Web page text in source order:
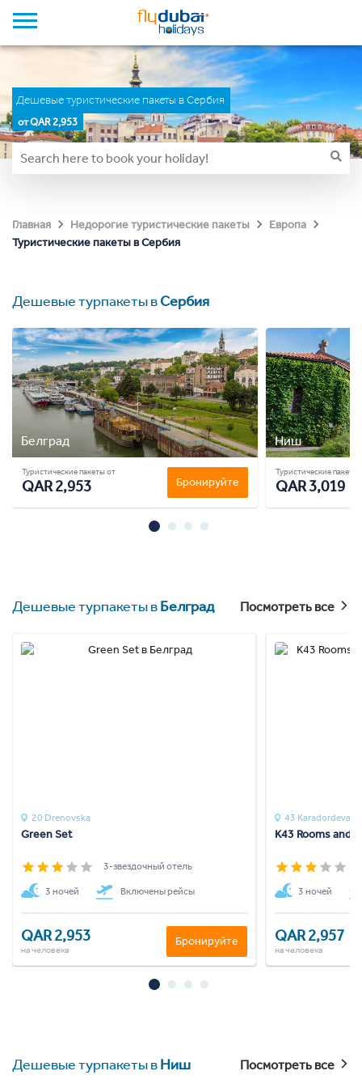
Дешевые туристические пакеты в Сербия
от QAR 2,953
Главная Недорогие туристические пакеты
Европа
Туристические пакеты в Сербия
Дешевые турпакеты вСербия
Белград
Туристические пакеты от
QAR 2,953 Бронируйте
Ниш
Туристические пакеты
QAR 3,019
Дешевые турпакеты вБелград Посмотреть все
20 Drenovska
Green Set
3-звездочный отель
3 ночей Включены рейсы
QAR 2,953
на человека
Бронируйте
43 Karadordeva
K43 Rooms and
3 ночей
QAR 2,957
на человека
Дешевые турпакеты вНиш Посмотреть все